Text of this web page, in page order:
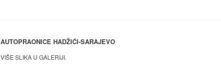
AUTOPRAONICE HADŽIĆI-SARAJEVO
VIŠE SLIKA U GALERIJI.